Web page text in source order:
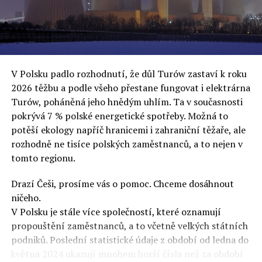
oslovuje své voliče, bublinu šílenců, kteří mu všechno
uvěří a nebudou se ptát na podrobnosti,“ řekl Rafał
Ziemkiewicz, redaktor týdeníku Do Rzeczy a ironicky
dodal: „Když se nynějšímu vedení státního hřebčince
podařilo prodat na aukci 10 plemenných koní za 600
000 euro, bylo to provládními médii oslavované jako
velký úspěch. Za vlády PiS se 14 koní prodalo za 2,5
milionu euro, což bylo stejnou mediální partou
komentováno jako konec polského chovu koní. Ve vidění
kontrolorů činnosti PiS ale určitě šlo při prodeji koní o
praní peněz či jinou nelegální činnost.“
Tuskova čísla jsou ale ujetá i jinde, pokračoval
Ziemkiewicz. „Ve vládní aféře PiS kolem vydávání víz
Tusk tvrdil, že za vlády dnešní opozice se nelegálně
prodalo 600 000 víz do Polska. Byla na to dokonce
vytvořena parlamentní vyšetřovací komise, která přišla
ale pouze na to, že 220 víz do Polska bylo
prostřednictvím úplatků uspíšeno, tedy že víza byla
V Polsku padlo rozhodnutí, že důl Turów zastaví k roku
2026 těžbu a podle všeho přestane fungovat i elektrárna
Turów, poháněná jeho hnědým uhlím. Ta v současnosti
pokrývá 7 % polské energetické spotřeby. Možná to
potěší ekology napříč hranicemi i zahraniční těžaře, ale
rozhodně ne tisíce polských zaměstnanců, a to nejen v
tomto regionu.
Drazí Češi, prosíme vás o pomoc. Chceme dosáhnout
ničeho.
V Polsku je stále více společností, které oznamují
propouštění zaměstnanců, a to včetně velkých státních
podniků. Poslední statistické údaje z období od ledna do
května 2024 ukazují mnohem horší čísla než za období